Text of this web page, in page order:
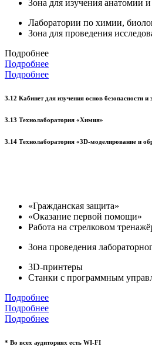
Зона для изучения анатомии
Лаборатории по химии,
Зона для проведения
Подробнее
Подробнее
Подробнее
3.12 Кабинет для изучения основ безопасности
3.13 Технолаборатория «Химия»
3.14 Технолаборатория «3D-моделирование и
«Гражданская защита»
«Оказание первой помощи»
Работа на стрелковом
Зона проведения
3D-принтеры
Станки с программным
Подробнее
Подробнее
Подробнее
* Во всех аудиториях есть WI-FI